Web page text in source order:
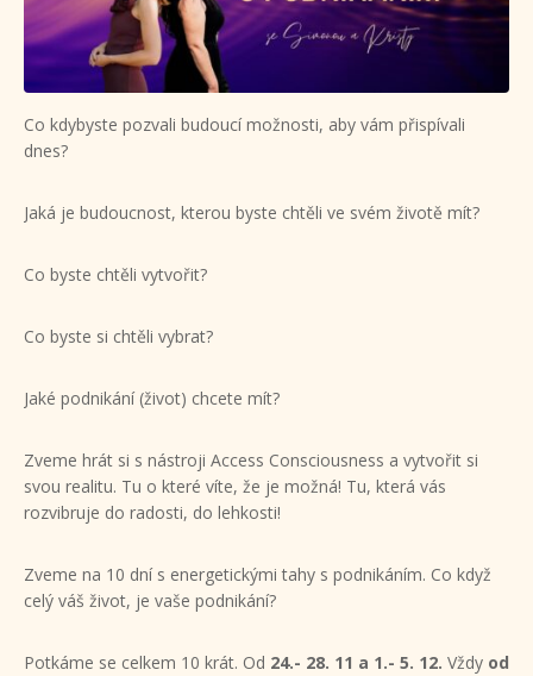
Co kdybyste pozvali budoucí možnosti, aby vám přispívali
dnes?
Jaká je budoucnost, kterou byste chtěli ve svém životě mít?
Co byste chtěli vytvořit?
Co byste si chtěli vybrat?
Jaké podnikání (život) chcete mít?
Zveme hrát si s nástroji Access Consciousness a vytvořit si
svou realitu. Tu o které víte, že je možná! Tu, která vás
rozvibruje do radosti, do lehkosti!
Zveme na 10 dní s energetickými tahy s podnikáním. Co když
celý váš život, je vaše podnikání?
Potkáme se celkem 10 krát. Od 24.- 28. 11 a 1.- 5. 12. Vždy od